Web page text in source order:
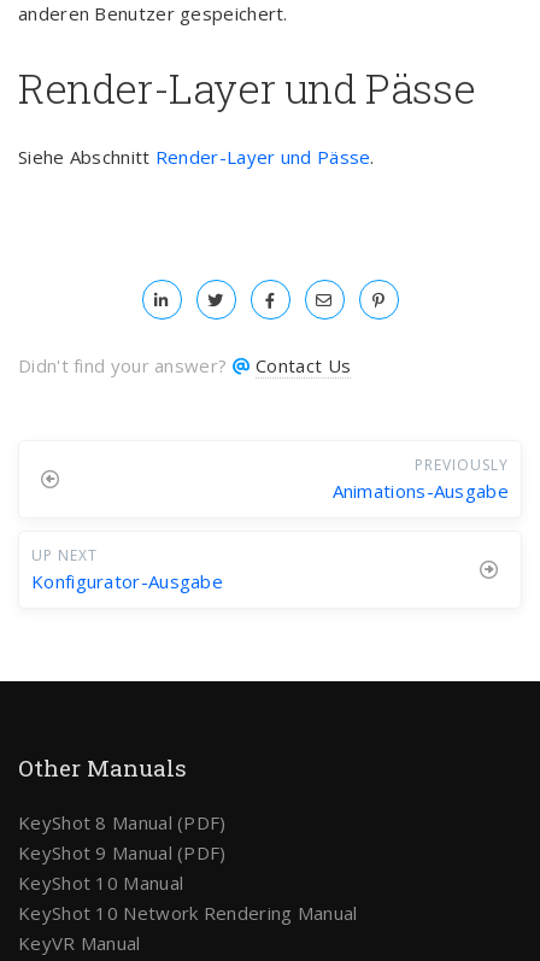
anderen Benutzer gespeichert.
Render-Layer und Pässe
Siehe Abschnitt Render-Layer und Pässe.
Didn't find your answer? Contact Us
PREVIOUSLY
Animations-Ausgabe
UP NEXT
Konfigurator-Ausgabe
Other Manuals
KeyShot 8 Manual (PDF)
KeyShot 9 Manual (PDF)
KeyShot 10 Manual
KeyShot 10 Network Rendering Manual
KeyVR Manual